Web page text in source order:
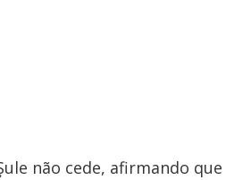
não cede, afirmando que